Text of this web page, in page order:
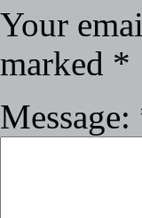
Your
marked *
Message: